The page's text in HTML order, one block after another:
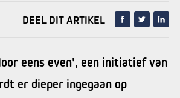
DEEL DIT ARTIKEL
eens even', een initiatief van
er dieper ingegaan op